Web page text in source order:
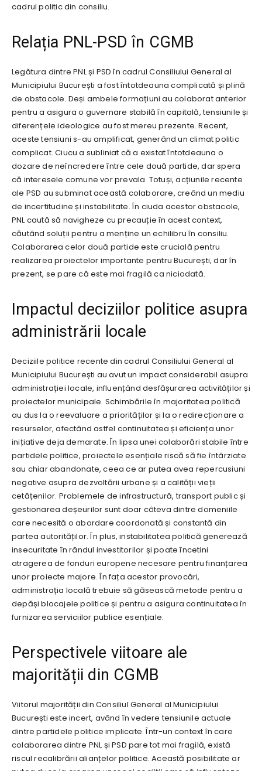
cadrul politic din consiliu.
Relația PNL-PSD în CGMB
Legătura dintre PNL și PSD în cadrul Consiliului General al
Municipiului București a fost întotdeauna complicată și plină
de obstacole. Deși ambele formațiuni au colaborat anterior
pentru a asigura o guvernare stabilă în capitală, tensiunile și
diferențele ideologice au fost mereu prezente. Recent,
aceste tensiuni s-au amplificat, generând un climat politic
complicat. Ciucu a subliniat că a existat întotdeauna o
dozare de neîncredere între cele două partide, dar spera
că interesele comune vor prevala. Totuși, acțiunile recente
ale PSD au subminat această colaborare, creând un mediu
de incertitudine și instabilitate. În ciuda acestor obstacole,
PNL caută să navigheze cu precauție în acest context,
căutând soluții pentru a menține un echilibru în consiliu.
Colaborarea celor două partide este crucială pentru
realizarea proiectelor importante pentru București, dar în
prezent, se pare că este mai fragilă ca niciodată.
Impactul deciziilor politice asupra
administrării locale
Deciziile politice recente din cadrul Consiliului General al
Municipiului București au avut un impact considerabil asupra
administrației locale, influențând desfășurarea activităților și
proiectelor municipale. Schimbările în majoritatea politică
au dus la o reevaluare a priorităților și la o redirecționare a
resurselor, afectând astfel continuitatea și eficiența unor
inițiative deja demarate. În lipsa unei colaborări stabile între
partidele politice, proiectele esențiale riscă să fie întârziate
sau chiar abandonate, ceea ce ar putea avea repercusiuni
negative asupra dezvoltării urbane și a calității vieții
cetățenilor. Problemele de infrastructură, transport public și
gestionarea deșeurilor sunt doar câteva dintre domeniile
care necesită o abordare coordonată și constantă din
partea autorităților. În plus, instabilitatea politică generează
insecuritate în rândul investitorilor și poate încetini
atragerea de fonduri europene necesare pentru finanțarea
unor proiecte majore. În fața acestor provocări,
administrația locală trebuie să găsească metode pentru a
depăși blocajele politice și pentru a asigura continuitatea în
furnizarea serviciilor publice esențiale.
Perspectivele viitoare ale
majorității din CGMB
Viitorul majorității din Consiliul General al Municipiului
București este incert, având în vedere tensiunile actuale
dintre partidele politice implicate. Într-un context în care
colaborarea dintre PNL și PSD pare tot mai fragilă, există
riscul recalibrării alianțelor politice. Această posibilitate ar